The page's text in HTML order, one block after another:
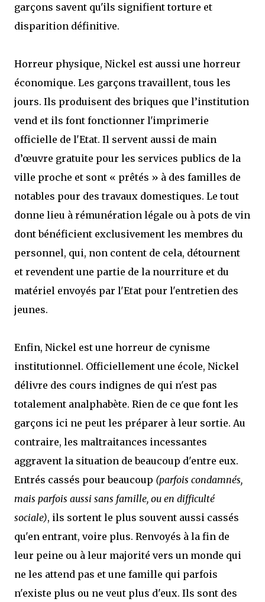
garçons savent qu'ils signifient torture et
disparition définitive.
Horreur physique, Nickel est aussi une horreur
économique. Les garçons travaillent, tous les
jours. Ils produisent des briques que l’institution
vend et ils font fonctionner l'imprimerie
officielle de l'Etat. Il servent aussi de main
d’œuvre gratuite pour les services publics de la
ville proche et sont « prêtés » à des familles de
notables pour des travaux domestiques. Le tout
donne lieu à rémunération légale ou à pots de vin
dont bénéficient exclusivement les membres du
personnel, qui, non content de cela, détournent
et revendent une partie de la nourriture et du
matériel envoyés par l'Etat pour l'entretien des
jeunes.
Enfin, Nickel est une horreur de cynisme
institutionnel. Officiellement une école, Nickel
délivre des cours indignes de qui n'est pas
totalement analphabète. Rien de ce que font les
garçons ici ne peut les préparer à leur sortie. Au
contraire, les maltraitances incessantes
aggravent la situation de beaucoup d'entre eux.
Entrés cassés pour beaucoup (parfois condamnés,
mais parfois aussi sans famille, ou en difficulté
sociale), ils sortent le plus souvent aussi cassés
qu'en entrant, voire plus. Renvoyés à la fin de
leur peine ou à leur majorité vers un monde qui
ne les attend pas et une famille qui parfois
n'existe plus ou ne veut plus d'eux. Ils sont des